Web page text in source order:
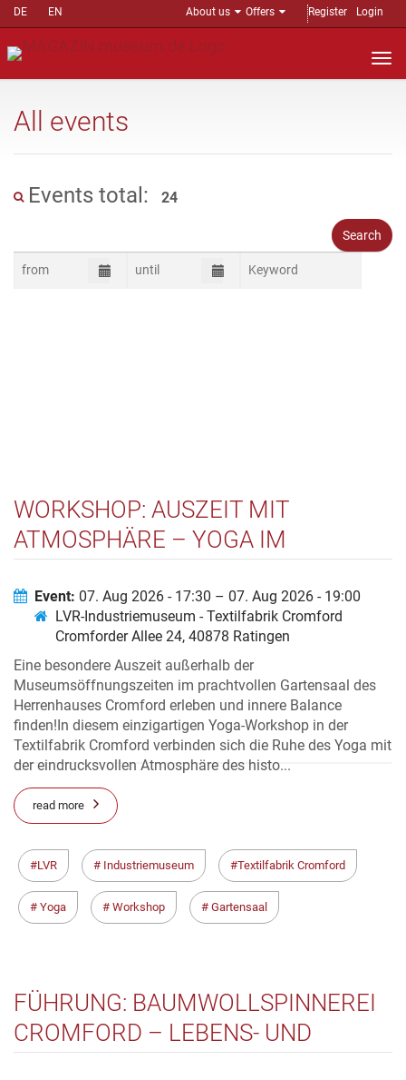
DE EN About us Offers Register Login
All events
Events total: 24
WORKSHOP: AUSZEIT MIT
ATMOSPHÄRE – YOGA IM
Event: 07. Aug 2026 - 17:30 – 07. Aug 2026 - 19:00
LVR-Industriemuseum - Textilfabrik Cromford
Cromforder Allee 24, 40878 Ratingen
Eine besondere Auszeit außerhalb der
Museumsöffnungszeiten im prachtvollen Gartensaal des
Herrenhauses Cromford erleben und innere Balance
finden!In diesem einzigartigen Yoga-Workshop in der
Textilfabrik Cromford verbinden sich die Ruhe des Yoga mit
der eindrucksvollen Atmosphäre des histo...
read more
LVR Industriemuseum Textilfabrik Cromford
Yoga Workshop Gartensaal
FÜHRUNG: BAUMWOLLSPINNEREI
CROMFORD – LEBENS- UND